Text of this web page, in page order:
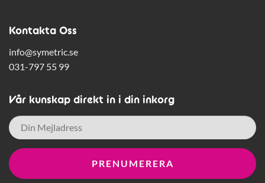
Kontakta Oss
info@symetric.se
031-797 55 99
Vår kunskap direkt in i din inkorg
E-
post *